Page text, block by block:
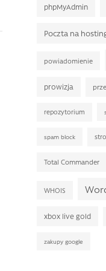
phpMyAdmin
Poczta na
powiadomienie
prowizja
repozytorium
spam block
Total Commander
WHOIS
xbox live gold
zakupy google